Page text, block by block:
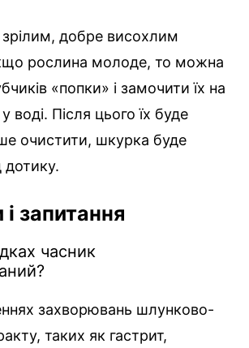
добре висохлим
рослина молоде, то можна
«попки» і замочити їх на
воді. Після цього їх буде
очистити, шкурка буде
дотику.
запитання
часник
захворювань шлунково-
таких як гастрит,